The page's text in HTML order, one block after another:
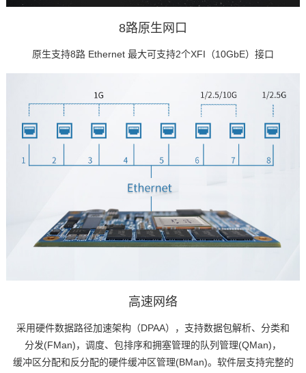
8路原生网口
原生支持8路 Ethernet 最大可支持2个XFI（10GbE）接口
高速网络
采用硬件数据路径加速架构（DPAA），支持数据包解析、分类和
分发(FMan)，调度、包排序和拥塞管理的队列管理(QMan)，
缓冲区分配和反分配的硬件缓冲区管理(BMan)。软件层支持完整的